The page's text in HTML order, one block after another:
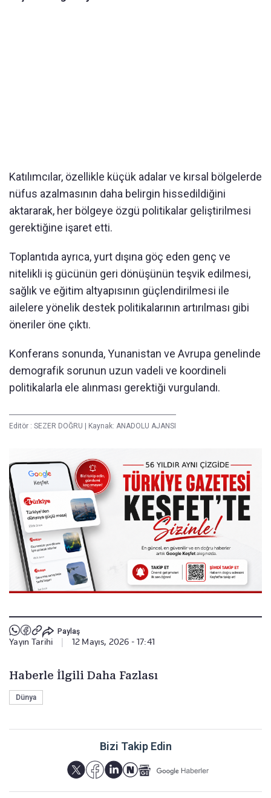
Katılımcılar, özellikle küçük adalar ve kırsal bölgelerde
nüfus azalmasının daha belirgin hissedildiğini
aktararak, her bölgeye özgü politikalar geliştirilmesi
gerektiğine işaret etti.
Toplantıda ayrıca, yurt dışına göç eden genç ve
nitelikli iş gücünün geri dönüşünün teşvik edilmesi,
sağlık ve eğitim altyapısının güçlendirilmesi ile
ailelere yönelik destek politikalarının artırılması gibi
öneriler öne çıktı.
Konferans sonunda, Yunanistan ve Avrupa genelinde
demografik sorunun uzun vadeli ve koordineli
politikalarla ele alınması gerektiği vurgulandı.
Editör : SEZER DOĞRU | Kaynak: ANADOLU AJANSI
Paylaş
Yayın Tarihi 12 Mayıs, 2026 - 17:41
Haberle İlgili Daha Fazlası
Dünya
Bizi Takip Edin